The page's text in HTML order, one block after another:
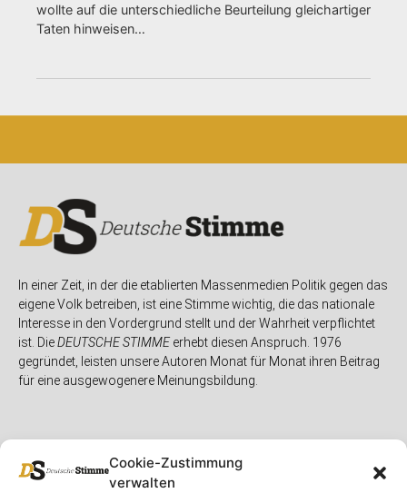
Cookie-Zustimmung
verwalten
wollte auf die unterschiedliche Beurteilung gleichartiger
Taten hinweisen…
In einer Zeit, in der die etablierten Massenmedien Politik gegen das
eigene Volk betreiben, ist eine Stimme wichtig, die das nationale
Interesse in den Vordergrund stellt und der Wahrheit verpflichtet
ist. DieDEUTSCHE STIMMEerhebt diesen Anspruch. 1976
gegründet, leisten unsere Autoren Monat für Monat ihren Beitrag
für eine ausgewogenere Meinungsbildung.